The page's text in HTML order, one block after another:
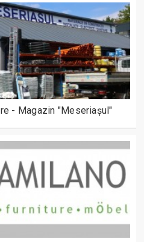
- Magazin "Meseriașul"